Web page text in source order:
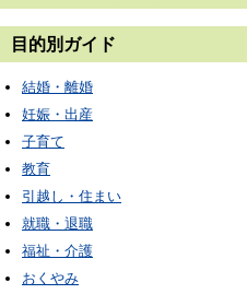
目的別ガイド
結婚・離婚
妊娠・出産
子育て
教育
引越し・住まい
就職・退職
福祉・介護
おくやみ